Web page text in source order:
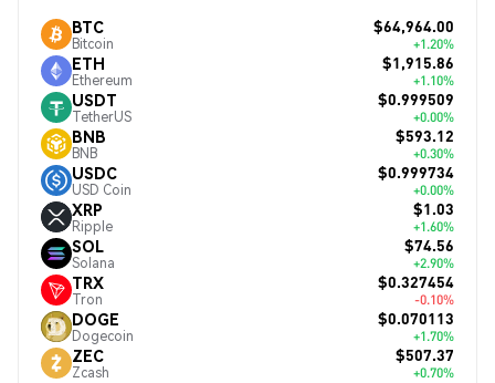
BTC
Bitcoin
$64,964.00
+1.20%
ETH
Ethereum
$1,915.86
+1.10%
USDT
TetherUS
$0.999509
+0.00%
BNB
BNB
$593.12
+0.30%
USDC
USD Coin
$0.999734
+0.00%
XRP
Ripple
$1.03
+1.60%
SOL
Solana
$74.56
+2.90%
TRX
Tron
$0.327454
-0.10%
DOGE
Dogecoin
$0.070113
+1.70%
ZEC
Zcash
$507.37
+0.70%